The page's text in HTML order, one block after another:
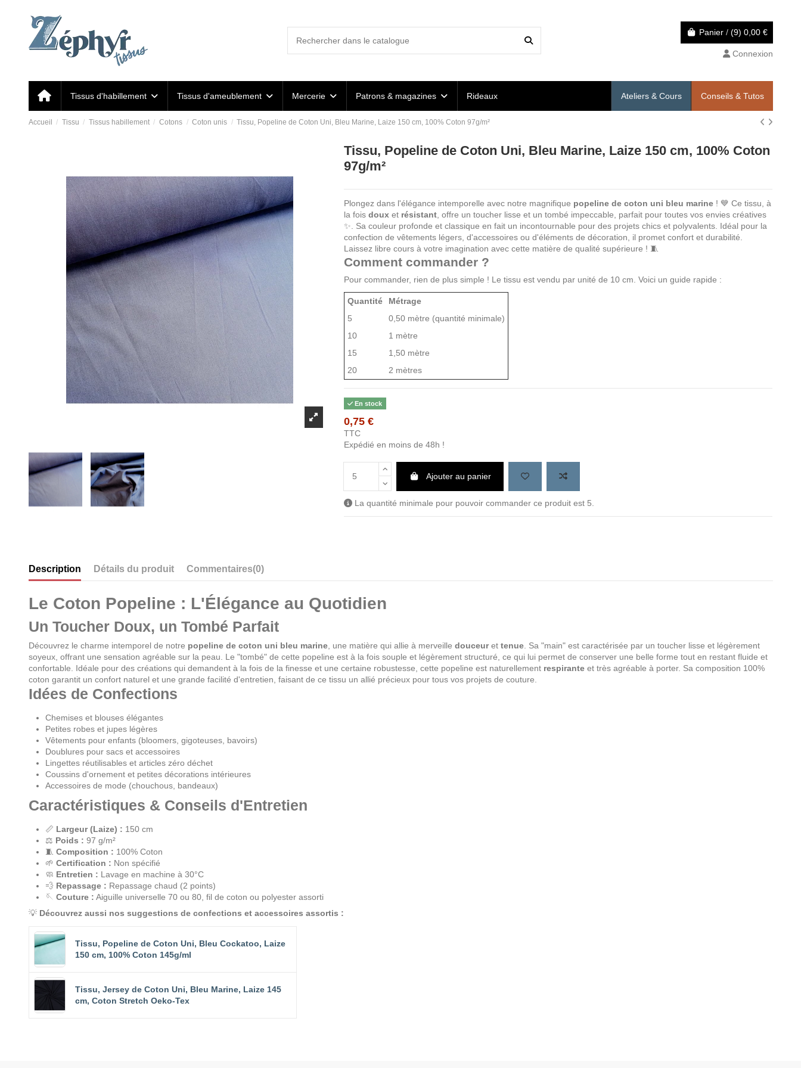
Panier / (9) 0,00 €
Connexion
Tissus d'habillement Tissus d'ameublement Mercerie Patrons & magazines Rideaux Conseils & Tutos
Ateliers & Cours
Accueil Tissu Tissus habillement Cotons Coton unis Tissu, Popeline de Coton Uni, Bleu Marine, Laize 150 cm, 100% Coton 97g/m²
Tissu, Popeline de Coton Uni, Bleu Marine, Laize 150 cm, 100% Coton
97g/m²
Plongez dans l'élégance intemporelle avec notre magnifique popeline de coton uni bleu marine! 💙 Ce tissu, à
la fois douxet résistant, offre un toucher lisse et un tombé impeccable, parfait pour toutes vos envies créatives
✨. Sa couleur profonde et classique en fait un incontournable pour des projets chics et polyvalents. Idéal pour la
confection de vêtements légers, d'accessoires ou d'éléments de décoration, il promet confort et durabilité.
Laissez libre cours à votre imagination avec cette matière de qualité supérieure ! 🧵
Comment commander ?
Pour commander, rien de plus simple ! Le tissu est vendu par unité de 10 cm. Voici un guide rapide :
Quantité
Métrage
5
0,50 mètre (quantité minimale)
10
1 mètre
15
1,50 mètre
20
2 mètres
En stock
0,75 €
TTC
Expédié en moins de 48h !
Ajouter au panier
La quantité minimale pour pouvoir commander ce produit est 5.
Description Détails du produit Commentaires(0)
Le Coton Popeline : L'Élégance au Quotidien
Un Toucher Doux, un Tombé Parfait
Découvrez le charme intemporel de notre popeline de coton uni bleu marine, une matière qui allie à merveille douceuret tenue. Sa "main" est caractérisée par un toucher lisse et légèrement
soyeux, offrant une sensation agréable sur la peau. Le "tombé" de cette popeline est à la fois souple et légèrement structuré, ce qui lui permet de conserver une belle forme tout en restant fluide et
confortable. Idéale pour des créations qui demandent à la fois de la finesse et une certaine robustesse, cette popeline est naturellement respiranteet très agréable à porter. Sa composition 100%
coton garantit un confort naturel et une grande facilité d'entretien, faisant de ce tissu un allié précieux pour tous vos projets de couture.
Idées de Confections
Chemises et blouses élégantes
Petites robes et jupes légères
Vêtements pour enfants (bloomers, gigoteuses, bavoirs)
Doublures pour sacs et accessoires
Lingettes réutilisables et articles zéro déchet
Coussins d'ornement et petites décorations intérieures
Accessoires de mode (chouchous, bandeaux)
Caractéristiques & Conseils d'Entretien
📏 Largeur (Laize) : 150 cm
⚖️ Poids : 97 g/m²
🧵 Composition : 100% Coton
🌱 Certification : Non spécifié
🧼 Entretien : Lavage en machine à 30°C
💨 Repassage : Repassage chaud (2 points)
🪡 Couture : Aiguille universelle 70 ou 80, fil de coton ou polyester assorti
💡 Découvrez aussi nos suggestions de confections et accessoires assortis :
Tissu, Popeline de Coton Uni, Bleu Cockatoo, Laize
150 cm, 100% Coton 145g/ml
Tissu, Jersey de Coton Uni, Bleu Marine, Laize 145
cm, Coton Stretch Oeko-Tex